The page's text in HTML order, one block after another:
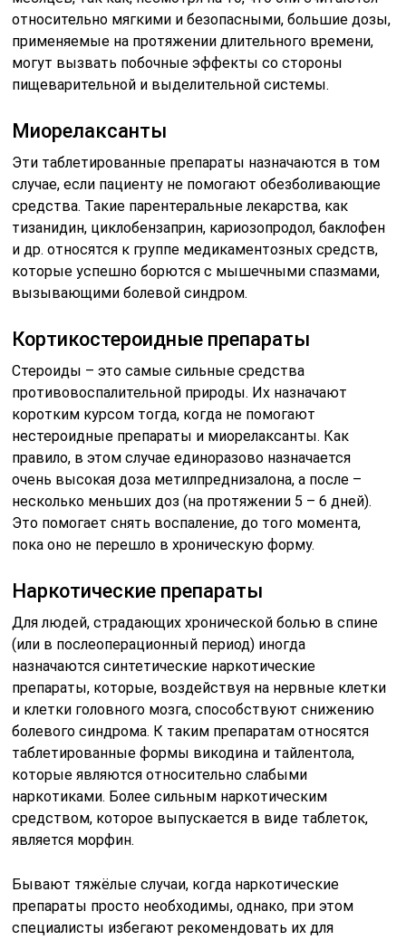
относительно мягкими и безопасными, большие дозы,
применяемые на протяжении длительного времени,
могут вызвать побочные эффекты со стороны
пищеварительной и выделительной системы.
Миорелаксанты
Эти таблетированные препараты назначаются в том
случае, если пациенту не помогают обезболивающие
средства. Такие парентеральные лекарства, как
тизанидин, циклобензаприн, кариозопродол, баклофен
и др. относятся к группе медикаментозных средств,
которые успешно борются с мышечными спазмами,
вызывающими болевой синдром.
Кортикостероидные препараты
Стероиды – это самые сильные средства
противовоспалительной природы. Их назначают
коротким курсом тогда, когда не помогают
нестероидные препараты и миорелаксанты. Как
правило, в этом случае единоразово назначается
очень высокая доза метилпреднизалона, а после –
несколько меньших доз (на протяжении 5 – 6 дней).
Это помогает снять воспаление, до того момента,
пока оно не перешло в хроническую форму.
Наркотические препараты
Для людей, страдающих хронической болью в спине
(или в послеоперационный период) иногда
назначаются синтетические наркотические
препараты, которые, воздействуя на нервные клетки
и клетки головного мозга, способствуют снижению
болевого синдрома. К таким препаратам относятся
таблетированные формы викодина и тайлентола,
которые являются относительно слабыми
наркотиками. Более сильным наркотическим
средством, которое выпускается в виде таблеток,
является морфин.
Бывают тяжёлые случаи, когда наркотические
препараты просто необходимы, однако, при этом
специалисты избегают рекомендовать их для